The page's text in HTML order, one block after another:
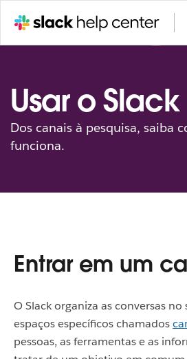
Usar o Slack
Dos canais à pesquisa, saiba
funciona.
Entrar em um
O Slack organiza as conversas
espaços específicos chamados
pessoas, as ferramentas e as